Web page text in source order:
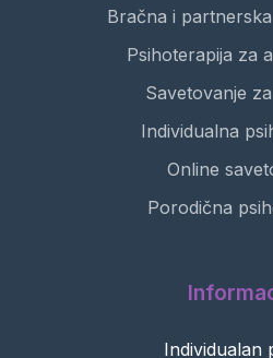
Bračna i
Psihoterapija za
Savetovanje
Individualna
Online
Porodična
Individualan